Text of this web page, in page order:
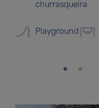
churrasqueira
Playground